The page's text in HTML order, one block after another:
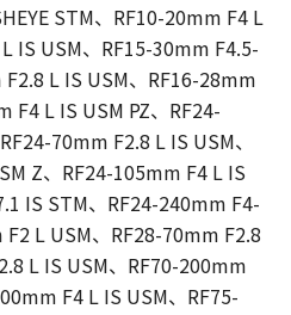
STM、RF10-20mm F4 L
IS USM、RF15-30mm F4.5-
L IS USM、RF16-28mm
F4 L IS USM PZ、RF24-
70mm F2.8 L IS USM、
Z、RF24-105mm F4 L IS
IS STM、RF24-240mm F4-
L USM、RF28-70mm F2.8
L IS USM、RF70-200mm
F4 L IS USM、RF75-